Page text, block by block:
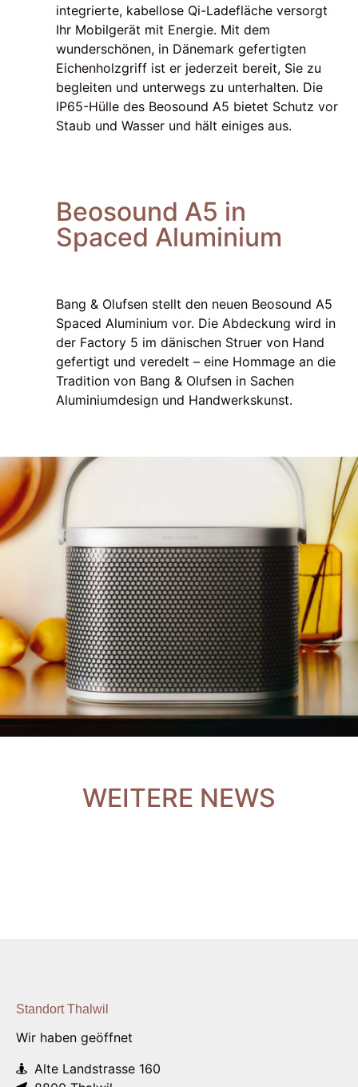
integrierte, kabellose Qi-Ladefläche versorgt
Ihr Mobilgerät mit Energie. Mit dem
wunderschönen, in Dänemark gefertigten
Eichenholzgriff ist er jederzeit bereit, Sie zu
begleiten und unterwegs zu unterhalten. Die
IP65-Hülle des Beosound A5 bietet Schutz vor
Staub und Wasser und hält einiges aus.
Beosound A5 in
Spaced Aluminium
Bang & Olufsen stellt den neuen Beosound A5
Spaced Aluminium vor. Die Abdeckung wird in
der Factory 5 im dänischen Struer von Hand
gefertigt und veredelt – eine Hommage an die
Tradition von Bang & Olufsen in Sachen
Aluminiumdesign und Handwerkskunst.
WEITERE NEWS
Standort Thalwil
Wir haben geöffnet
Alte Landstrasse 160